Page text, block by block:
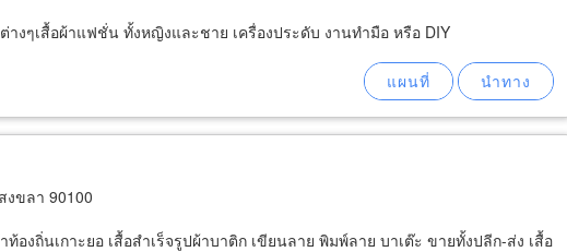
งๆเสื้อผ้าแฟชั่น ทั้งหญิงและชาย เครื่องประดับ งานทำมือ หรือ DIY
งขลา 90100
ท้องถิ่นเกาะยอ เสื้อสำเร็จรูปผ้าบาติก เขียนลาย พิมพ์ลาย บาเต๊ะ ขายทั้งปลีก-ส่ง เสื้อ